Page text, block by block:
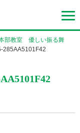
部教室 優しい振る舞
285AA5101F42